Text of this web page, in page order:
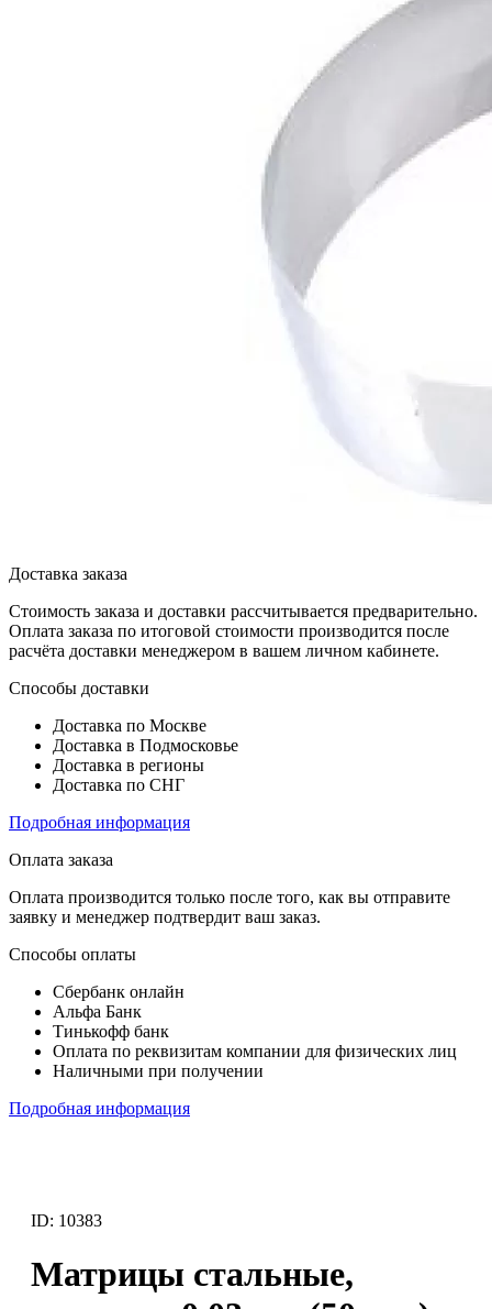
Доставка заказа
Стоимость заказа и доставки рассчитывается предварительно.
Оплата заказа по итоговой стоимости производится после
расчёта доставки менеджером в вашем личном кабинете.
Способы доставки
Доставка по Москве
Доставка в Подмосковье
Доставка в регионы
Доставка по СНГ
Подробная информация
Оплата заказа
Оплата производится только после того, как вы отправите
заявку и менеджер подтвердит ваш заказ.
Способы оплаты
Сбербанк онлайн
Альфа Банк
Тинькофф банк
Оплата по реквизитам компании для физических лиц
Наличными при получении
Подробная информация
ID: 10383
Матрицы стальные,